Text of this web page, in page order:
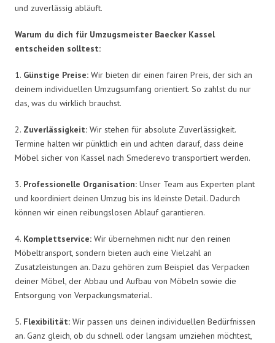
und zuverlässig abläuft.
Warum du dich für Umzugsmeister Baecker Kassel
entscheiden solltest:
1. Günstige Preise: Wir bieten dir einen fairen Preis, der sich an
deinem individuellen Umzugsumfang orientiert. So zahlst du nur
das, was du wirklich brauchst.
2. Zuverlässigkeit: Wir stehen für absolute Zuverlässigkeit.
Termine halten wir pünktlich ein und achten darauf, dass deine
Möbel sicher von Kassel nach Smederevo transportiert werden.
3. Professionelle Organisation: Unser Team aus Experten plant
und koordiniert deinen Umzug bis ins kleinste Detail. Dadurch
können wir einen reibungslosen Ablauf garantieren.
4. Komplettservice: Wir übernehmen nicht nur den reinen
Möbeltransport, sondern bieten auch eine Vielzahl an
Zusatzleistungen an. Dazu gehören zum Beispiel das Verpacken
deiner Möbel, der Abbau und Aufbau von Möbeln sowie die
Entsorgung von Verpackungsmaterial.
5. Flexibilität: Wir passen uns deinen individuellen Bedürfnissen
an. Ganz gleich, ob du schnell oder langsam umziehen möchtest,